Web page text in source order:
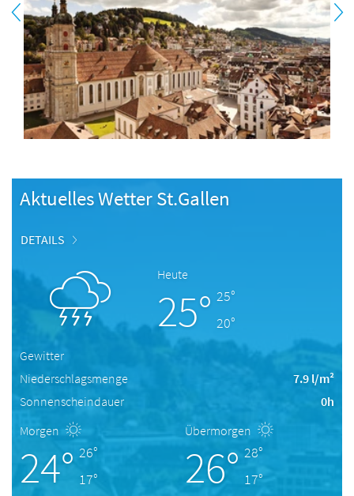
Aktuelles Wetter St.Gallen
DETAILS
Heute
25° 25°
20°
Gewitter
Niederschlagsmenge
7.9 l/m²
Sonnenscheindauer
0h
Morgen
24° 26°
17°
Übermorgen
26° 28°
17°